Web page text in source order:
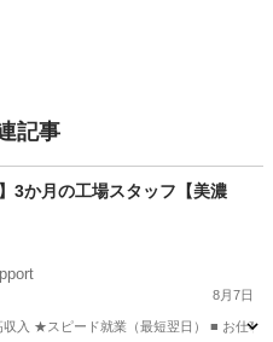
記事
3か月の工場スタッフ【美濃
8月7日
★スピード就業（最短翌日） ■ お仕事